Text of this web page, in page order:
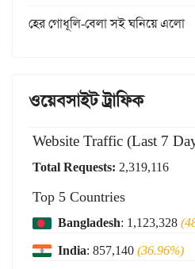
হের গোধূলি-বেলা সই ঘনিয়ে এলো
ওয়েবসাইট ট্রাফিক
Website Traffic (Last 7
Total Requests: 2,319,116
Top 5 Countries
Bangladesh: 1,123,328
India: 857,140(36.96%)